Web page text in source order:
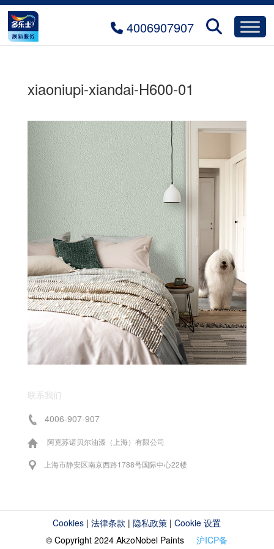
4006907907
xiaoniupi-xiandai-H600-01
联系我们
4006-907-907
阿克苏诺贝尔油漆（上海）有限公司
上海市静安区南京西路1788号国际中心22楼
Cookies |法律条款 |隐私政策 |Cookie 设置
© Copyright 2024 AkzoNobel Paints沪ICP备